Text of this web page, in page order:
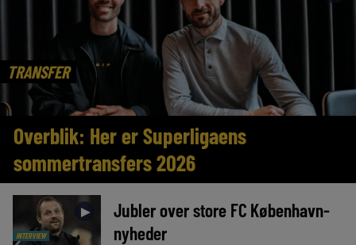
TRANSFER
Overblik: Her er Superligaens
sommertransfers 2026
INTERVIEW
►
Jubler over store FC København-
nyheder